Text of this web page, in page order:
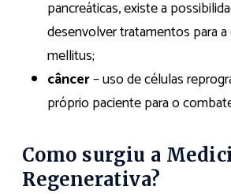
pancreáticas, existe a
desenvolver tratamentos para
mellitus;
câncer– uso de células
próprio paciente para o
Como surgiu a
Regenerativa?